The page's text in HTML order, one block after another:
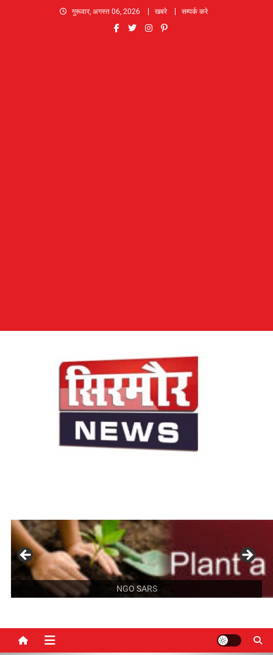
गुरूवार, अगस्त 06, 2026 खबरे सम्पर्क करे
NGO SARS